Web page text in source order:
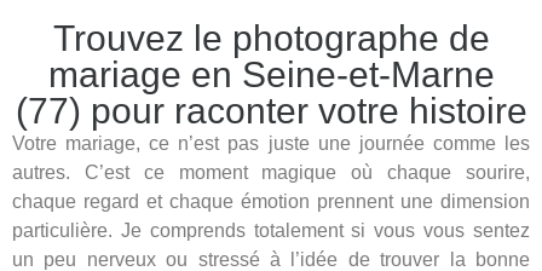
Trouvez le photographe de
mariage en Seine-et-Marne
(77) pour raconter votre histoire
Votre mariage, ce n’est pas juste une journée comme les
autres. C’est ce moment magique où chaque sourire,
chaque regard et chaque émotion prennent une dimension
particulière. Je comprends totalement si vous vous sentez
un peu nerveux ou stressé à l’idée de trouver la bonne